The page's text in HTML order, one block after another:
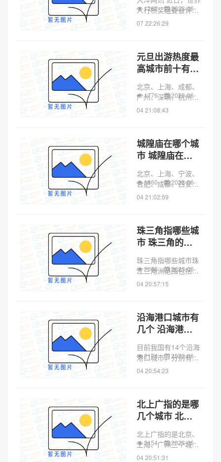
评委
人行桥奖组委会评审
委员会公示了2023世
心桥获得2023“世界
人行桥奖”唯一金
奖。海心桥凭何摘
金？记者从...
1262
2023-06-
07 22:26:29
元旦出游热度最
高城市前十有哪
些
北京、上海、成都、
广州、深圳、杭州、
重庆、南京、西安、
“疗愈游”成为“阳康”
最爱，气候温润、阳
光充足的南方和海岛
城市较往...
1776
2023-06-
04 21:08:43
城隍庙在哪个城
市 城隍庙在哪
个城市位置
北京、上海、宁波、
合肥、成都、西安、
泉州、南通、晋中、
绍兴、西宁、重庆、
济南、济宁、金华、
广州、长沙、兰州、
连云港、秦皇岛、...
1860
2023-06-
04 21:02:59
珠三角指哪些城
市 珠三角的由
来
珠三角指哪些城市珠
江三角洲范围包括广
州、佛山、肇庆、深
城市。珠江三角洲位
于中国广东省中南
部，明清时期称为广
州府，是广府文化
的...
2055
2023-06-
04 20:57:15
沿海港口城市有
几个 沿海港口
城市有哪些
目前我国有14个沿海
港口城市，分别有大
连、秦皇岛、天津、
波、温州、福州、广
州、湛江、北海。中
共十一届三中全会
后，中国开始实行
对...
2174
2023-06-
04 20:54:23
北上广指的是哪
几个城市 北上
广指的是哪些城
市
北上广指的是北京、
上海、广州三个城
市。同义词为“京沪
2154
2023-06-
04 20:51:31